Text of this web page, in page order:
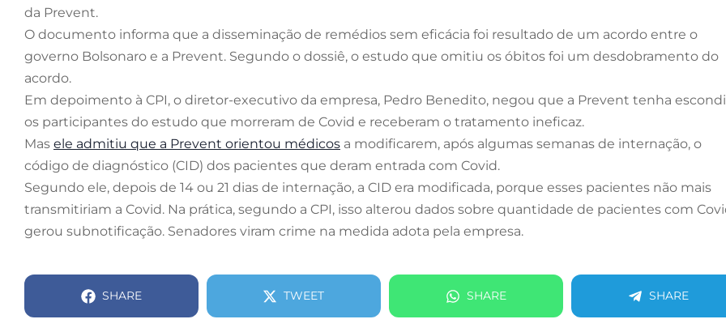
da Prevent.
O documento informa que a disseminação de remédios sem eficácia foi resultado de um acordo entre o
governo Bolsonaro e a Prevent. Segundo o dossiê, o estudo que omitiu os óbitos foi um desdobramento do
acordo.
Em depoimento à CPI, o diretor-executivo da empresa, Pedro Benedito, negou que a Prevent tenha
os participantes do estudo que morreram de Covid e receberam o tratamento ineficaz.
Mas ele admitiu que a Prevent orientou médicos a modificarem, após algumas semanas de internação, o
código de diagnóstico (CID) dos pacientes que deram entrada com Covid.
Segundo ele, depois de 14 ou 21 dias de internação, a CID era modificada, porque esses pacientes não mais
transmitiriam a Covid. Na prática, segundo a CPI, isso alterou dados sobre quantidade de pacientes com
gerou subnotificação. Senadores viram crime na medida adota pela empresa.
SHARE TWEET SHARE SHARE